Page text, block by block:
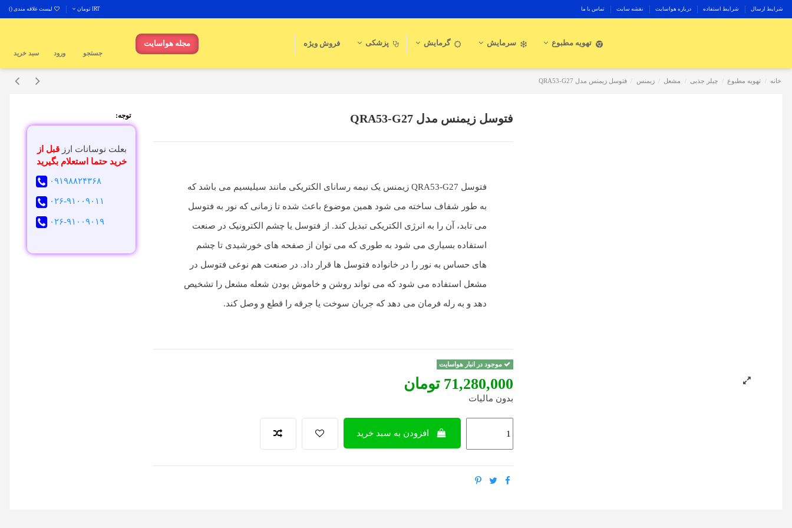
شرایط ارسال شرایط استفاده درباره هواسایت نقشه سایت تماس با ما IRT تومان لیست علاقه مندی ()
تهویه مطبوع سرمایش گرمایش پزشکی مجله هواسایت فروش ویژه
جستجو ورود سبد خرید
خانه تهویه مطبوع چیلر جذبی مشعل زیمنس فتوسل زیمنس مدل QRA53-G27
فتوسل زیمنس مدل QRA53-G27
فتوسل QRA53-G27 زیمنس یک نیمه رسانای الکتریکی مانند سیلیسیم می باشد که
به طور شفاف ساخته می شود همین موضوع باعث شده تا زمانی که نور به فتوسل
می تابد، آن را به انرژی الکتریکی تبدیل کند. از فتوسل یا چشم الکترونیک در صنعت
استفاده بسیاری می شود به طوری که می توان از صفحه های خورشیدی تا چشم
های حساس به نور را در خانواده فتوسل ها قرار داد. در صنعت هم نوعی فتوسل در
مشعل استفاده می شود که می تواند روشن و خاموش بودن شعله مشعل را تشخیص
دهد و به رله فرمان می دهد که جریان سوخت یا جرقه را قطع و وصل کند.
موجود در انبار هواسایت
‎71,280,000 تومان
بدون مالیات
افزودن به سبد خرید
توجه:
بعلت نوسانات ارزقبل از
خرید حتما استعلام بگیرید
۰۹۱۹۸۸۲۴۳۶۸
۰۲۶-۹۱۰۰۹۰۱۱
۰۲۶-۹۱۰۰۹۰۱۹